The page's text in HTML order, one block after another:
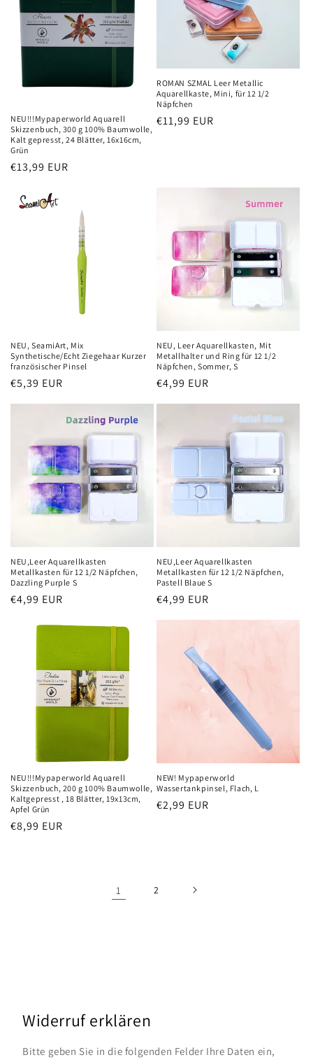
NEU!!!Mypaperworld Aquarell
Skizzenbuch, 300 g 100% Baumwolle,
Kalt gepresst, 24 Blätter, 16x16cm,
Grün
Normaler
€13,99 EUR
ROMAN SZMAL Leer Metallic
Aquarellkaste, Mini, für 12 1/2
Näpfchen
Normaler
€11,99 EUR
NEU, SeamiArt, Mix
Synthetische/Echt Ziegehaar Kurzer
französischer Pinsel
Normaler
€5,39 EUR
NEU, Leer Aquarellkasten, Mit
Metallhalter und Ring für 12 1/2
Näpfchen, Sommer, S
Normaler
€4,99 EUR
NEU,Leer Aquarellkasten
Metallkasten für 12 1/2 Näpfchen,
Dazzling Purple S
Normaler
€4,99 EUR
NEU,Leer Aquarellkasten
Metallkasten für 12 1/2 Näpfchen,
Pastell Blaue S
Normaler
€4,99 EUR
NEU!!!Mypaperworld Aquarell
Skizzenbuch, 200 g 100% Baumwolle,
Kaltgepresst , 18 Blätter, 19x13cm,
Apfel Grün
Normaler
€8,99 EUR
NEW! Mypaperworld
Wassertankpinsel, Flach, L
Normaler
€2,99 EUR
1 2
Widerruf erklären
Bitte geben Sie in die folgenden Felder Ihre Daten ein,